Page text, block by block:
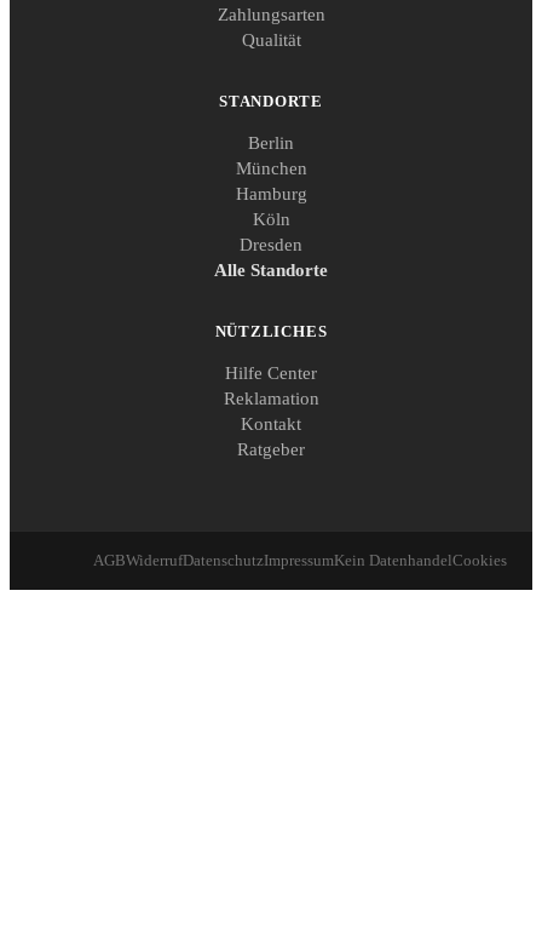
Zahlungsarten
Qualität
STANDORTE
Berlin
München
Hamburg
Köln
Dresden
Alle Standorte
NÜTZLICHES
Hilfe Center
Reklamation
Kontakt
Ratgeber
AGBWiderrufDatenschutzImpressumKein DatenhandelCookies